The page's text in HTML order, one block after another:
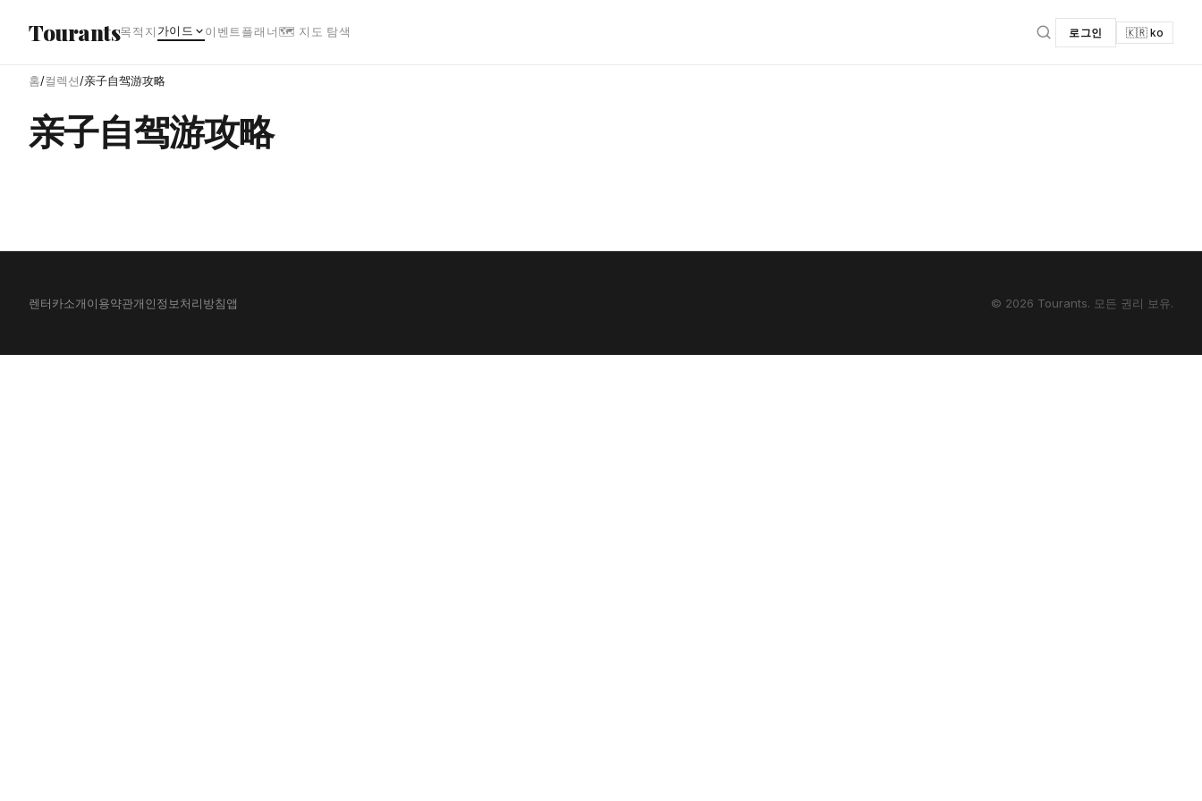
Tourants목적지 가이드 이벤트 플래너🗺 지도 탐색 로그인 🇰🇷 ko
홈/컬렉션/亲子自驾游攻略
亲子自驾游攻略
렌터카소개이용약관개인정보처리방침앱 © 2026 Tourants. 모든 권리 보유.